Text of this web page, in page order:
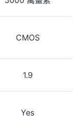
CMOS
1.9
Yes